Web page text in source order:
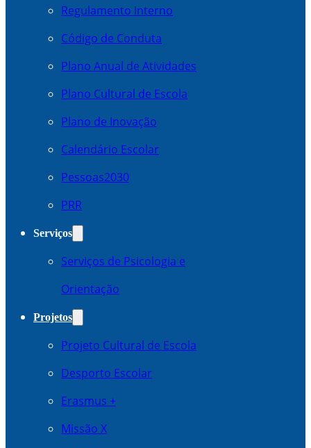
Regulamento Interno
Código de Conduta
Plano Anual de Atividades
Plano Cultural de Escola
Plano de Inovação
Calendário Escolar
Pessoas2030
PRR
Serviços
Serviços de Psicologia e
Orientação
Projetos
Projeto Cultural de Escola
Desporto Escolar
Erasmus +
Missão X